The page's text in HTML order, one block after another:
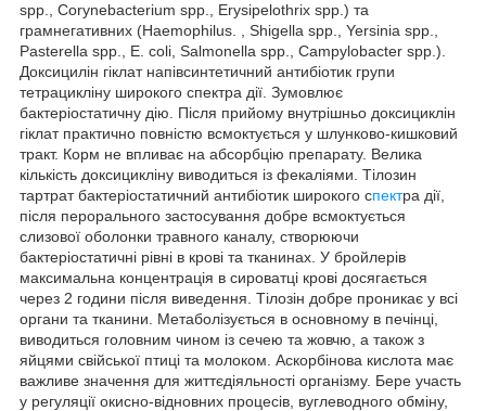
spp., Corynebacterium spp., Erysipelothrix spp.) та
грамнегативних (Haemophilus. , Shigella spp., Yersinia spp.,
Pasterella spp., E. coli, Salmonella spp., Campylobacter spp.).
Доксицилін гіклат напівсинтетичний антибіотик групи
тетрацикліну широкого спектра дії. Зумовлює
бактеріостатичну дію. Після прийому внутрішньо доксициклін
гіклат практично повністю всмоктується у шлунково-кишковий
тракт. Корм не впливає на абсорбцію препарату. Велика
кількість доксицикліну виводиться із фекаліями. Тілозин
тартрат бактеріостатичний антибіотик широкого спектра дії,
після перорального застосування добре всмоктується
слизової оболонки травного каналу, створюючи
бактеріостатичні рівні в крові та тканинах. У бройлерів
максимальна концентрація в сироватці крові досягається
через 2 години після виведення. Тілозін добре проникає у всі
органи та тканини. Метаболізується в основному в печінці,
виводиться головним чином із сечею та жовчю, а також з
яйцями свійської птиці та молоком. Аскорбінова кислота має
важливе значення для життєдіяльності організму. Бере участь
у регуляції окисно-відновних процесів, вуглеводного обміну,